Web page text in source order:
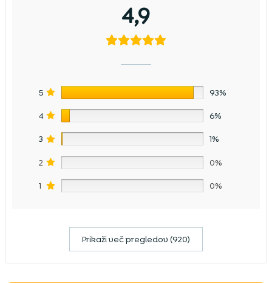
4,9
5 93%
4 6%
3 1%
2 0%
1 0%
Prikaži več pregledov (920)